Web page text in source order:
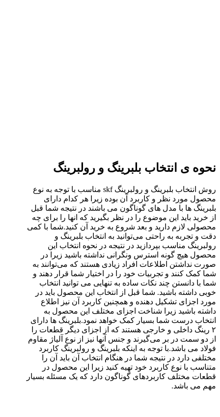
نحوه ی انتخاب بلبرینگ و رولبرینگ
روش انتخاب بلبرینگ و رولبرینگ skf مناسب با توجه به نوع
محصول مورد نظر و کاربرد آن بوده زیرا هر کدام دارای
بلبرینگ ها با مدل های گوناگون می باشند در نتیجه شما قبل
از خرید باید این موضوع را در نظر بگیرید که انها را برای چه
محصولی لازم دارید و بعد شروع به خرید آن کنید.شما با کمی
دقت و تجربه به راحتی می‌توانید به انتخاب بلبرینگ و
رولبرینگ مناسب بپردازید در نتیجه در نحوه انتخاب این
محصول هیچ گونه استرس ونگرانی نداشته باشید زیرا در
صورت نداشتن اطلاعات افراد زیادی هستند که می‌توانند به
شما کمک کنند و تجربیات خود را در اختیار شما قرار دهند و
شما با دانستن چند نکات ساده به تنهایی می توانید انتخاب
خوبی داشته باشید. شما قبل از انتخاب این محصول باید در
مورد اجزای تشکیل دهنده و همچنین کاربرد آن نیز اطلاع
داشته باشید زیرا شناخت اجزای مختلف این محصول به
انتخاب درست شما بسیار کمک خواهد نمود.بلبرینگ ها دارای
۲ رینگ داخلی و خارجی هستند که از اجزای دیگر قطعات را
از دو سمت در بر می‌گیرند و جنس آنها نیز از نوع آلیاژ مقاوم
فولاد می باشد.با توجه به اینکه بلبرینگ و رولبرینگ کاربرد
مختلفی دارد در نتیجه شما در هنگام انتخاب آن باید آن را
متناسب با نوع کاربرد خود تهیه کنید زیرا این محصول در
قطعات مختلف کاربردهای گوناگون دارد که یک مسئله بسیار
مهم می باشد.